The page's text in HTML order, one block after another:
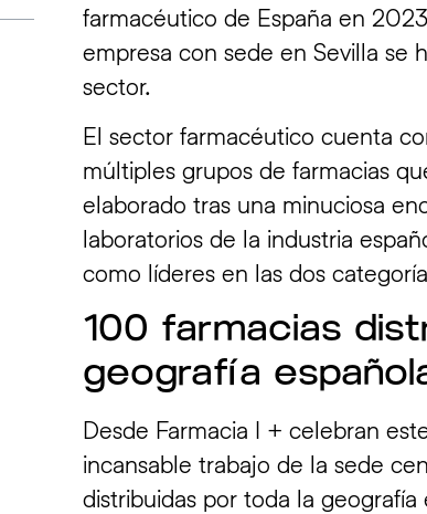
farmacéutico de España en
empresa con sede en Sevilla se
sector.
El sector farmacéutico cuenta
múltiples grupos de farmacias
elaborado tras una minuciosa
laboratorios de la industria
como líderes en las dos
100 farmacias
geografía
Desde Farmacia I + celebran
incansable trabajo de la sede
distribuidas por toda la